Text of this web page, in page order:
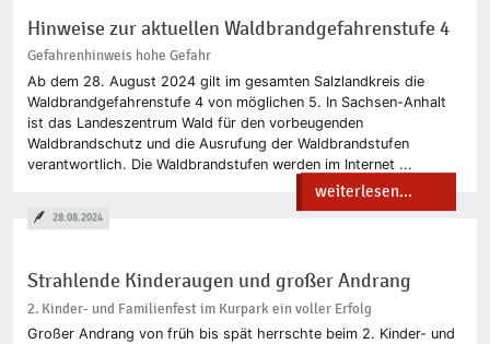
Hinweise zur aktuellen Waldbrandgefahrenstufe 4
Gefahrenhinweis hohe Gefahr
Ab dem 28. August 2024 gilt im gesamten Salzlandkreis die
Waldbrandgefahrenstufe 4 von möglichen 5. In Sachsen-Anhalt
ist das Landeszentrum Wald für den vorbeugenden
Waldbrandschutz und die Ausrufung der Waldbrandstufen
verantwortlich. Die Waldbrandstufen werden im Internet ...
weiterlesen...
Strahlende Kinderaugen und großer Andrang
2. Kinder- und Familienfest im Kurpark ein voller Erfolg
Großer Andrang von früh bis spät herrschte beim 2. Kinder- und
28.08.2024